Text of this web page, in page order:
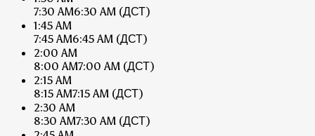
7:30 AM6:30 AM (ДСТ)
1:45 AM
7:45 AM6:45 AM (ДСТ)
2:00 AM
8:00 AM7:00 AM (ДСТ)
2:15 AM
8:15 AM7:15 AM (ДСТ)
2:30 AM
8:30 AM7:30 AM (ДСТ)